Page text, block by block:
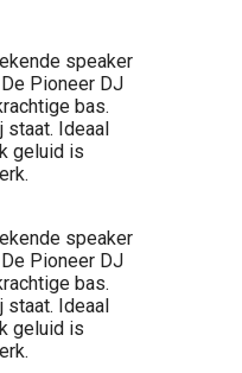
speaker
Pioneer DJ
bas.
staat. Ideaal
geluid is
speaker
Pioneer DJ
bas.
staat. Ideaal
geluid is